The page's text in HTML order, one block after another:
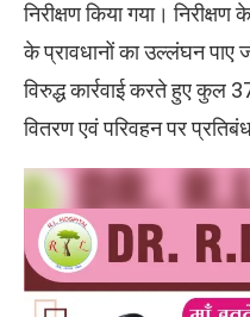
निरीक्षण किया गया।
के प्रावधानों का उल्लंघन पाए
विरुद्ध कार्रवाई करते हुए कुल
वितरण एवं परिवहन पर